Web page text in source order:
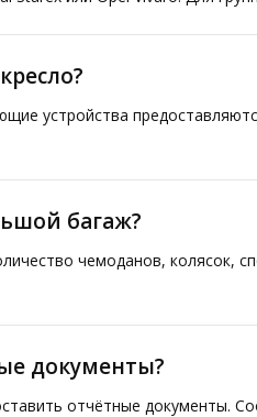
устройства
багаж?
чемоданов, колясок,
документы?
отчётные документы.